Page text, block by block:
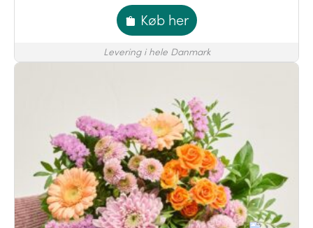
Køb her
Levering i hele Danmark